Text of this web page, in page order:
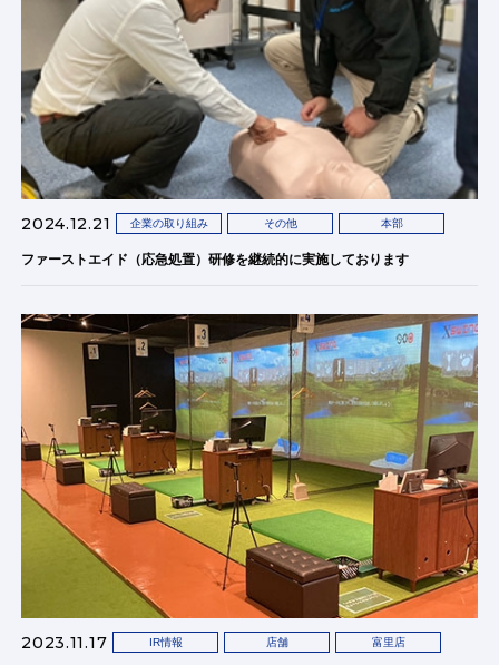
2024.12.21 企業の取り組み その他 本部
ファーストエイド（応急処置）研修を継続的に実施しております
2023.11.17 IR情報 店舗 富里店